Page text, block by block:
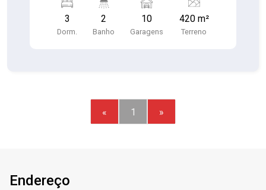
Campos. Próximo a escolas e faculdades, ao
Mercadão de Osasco, Hospital Antonio Giglio.
Casa térrea - 03 dormitórios - sala para 02
total dos dois terreno é de 840m2.
3
Dorm.
2
Banho
10
Garagens
420 m²
Terreno
« 1 »
Endereço